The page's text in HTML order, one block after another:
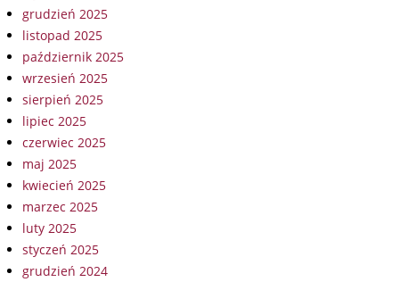
grudzień 2025
listopad 2025
październik 2025
wrzesień 2025
sierpień 2025
lipiec 2025
czerwiec 2025
maj 2025
kwiecień 2025
marzec 2025
luty 2025
styczeń 2025
grudzień 2024